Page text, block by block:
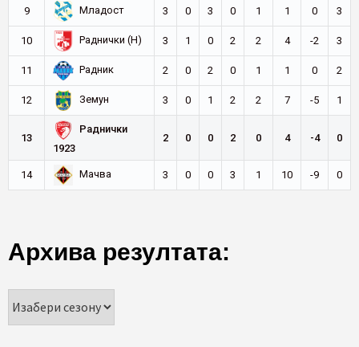
9 Младост 3 0 3 0 1 1 0 3
10 Раднички (Н) 3 1 0 2 2 4 -2 3
11 Радник 2 0 2 0 1 1 0 2
12 Земун 3 0 1 2 2 7 -5 1
13
Раднички
1923
2 0 0 2 0 4 -4 0
14 Мачва 3 0 0 3 1 10 -9 0
Архива резултата: